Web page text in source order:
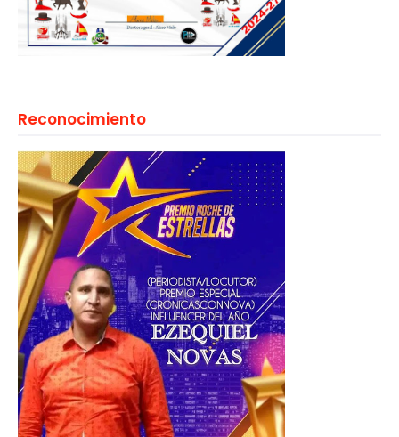
Reconocimiento